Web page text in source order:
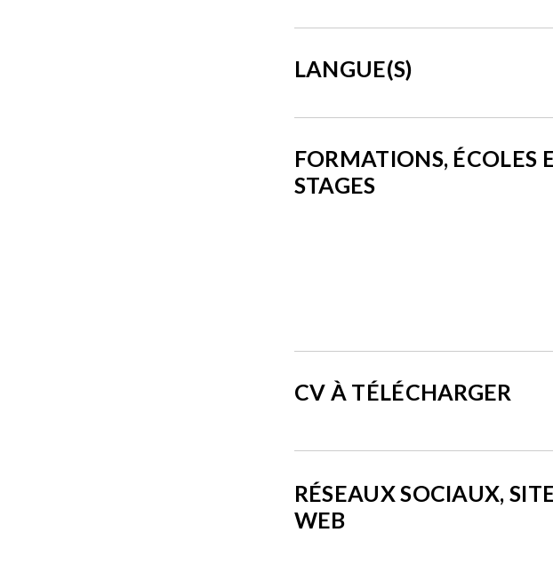
LANGUE(S)
FORMATIONS, ÉCOLES
STAGES
CV À TÉLÉCHARGER
RÉSEAUX SOCIAUX,
WEB